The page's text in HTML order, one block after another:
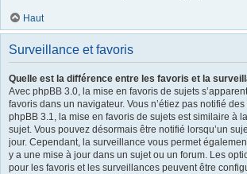
Haut
Surveillance et favoris
Quelle est la différence entre les favoris et la
Avec phpBB 3.0, la mise en favoris de sujets
favoris dans un navigateur. Vous n’étiez pas notifié
phpBB 3.1, la mise en favoris de sujets est similaire à
sujet. Vous pouvez désormais être notifié lorsqu’un
jour. Cependant, la surveillance vous permet également
y a une mise à jour dans un sujet ou un forum. Les
pour les favoris et les surveillances peuvent être